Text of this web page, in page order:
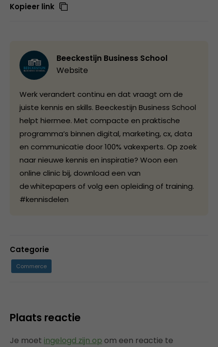
Kopieer link
Beeckestijn Business School
Website
Werk verandert continu en dat vraagt om de
juiste kennis en skills. Beeckestijn Business School
helpt hiermee. Met compacte en praktische
programma’s binnen digital, marketing, cx, data
en communicatie door 100% vakexperts. Op zoek
naar nieuwe kennis en inspiratie? Woon een
online clinic bij, download een van
de whitepapers of volg een opleiding of training.
#kennisdelen
Categorie
Commerce
Plaats reactie
Je moet ingelogd zijn op om een reactie te